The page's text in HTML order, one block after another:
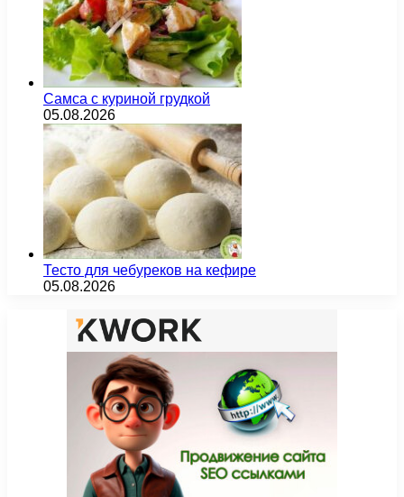
Самса с куриной грудкой
05.08.2026
Тесто для чебуреков на кефире
05.08.2026